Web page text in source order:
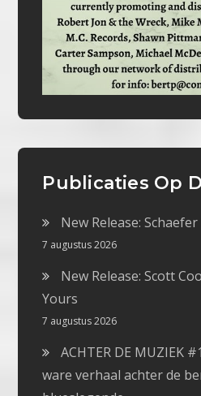
Publicaties Op
New Release:
7 augustus 2026
New Release: Scott
Yours
7 augustus 2026
ACHTER DE MUZIEK
ware verhaal achter de